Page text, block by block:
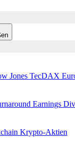
Jones TecDAX
Earnings
Krypto-Aktien